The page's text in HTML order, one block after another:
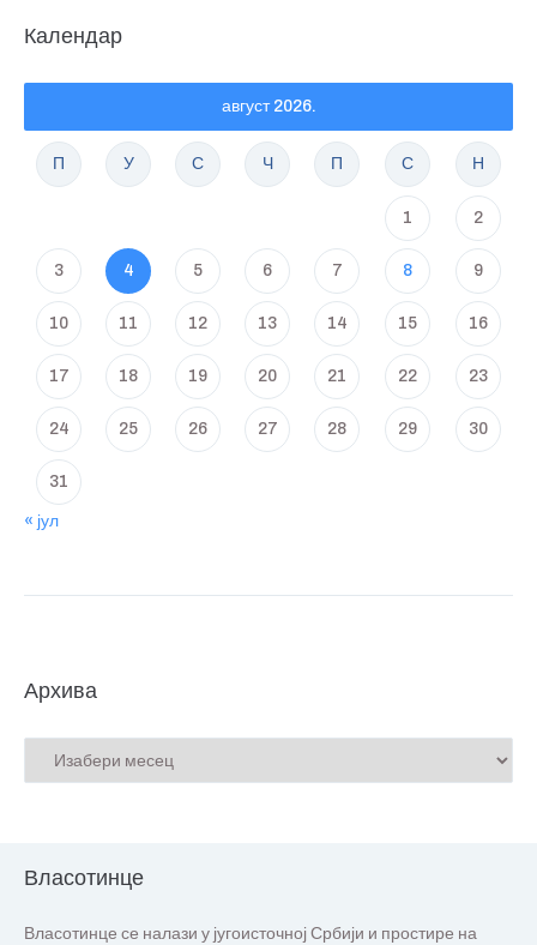
Календар
август 2026.
П У С Ч П С Н
1 2
3 4 5 6 7 8 9
10 11 12 13 14 15 16
17 18 19 20 21 22 23
24 25 26 27 28 29 30
31
« јул
Архива
Власотинце
Власотинце се налази у југоисточној Србији и простире на